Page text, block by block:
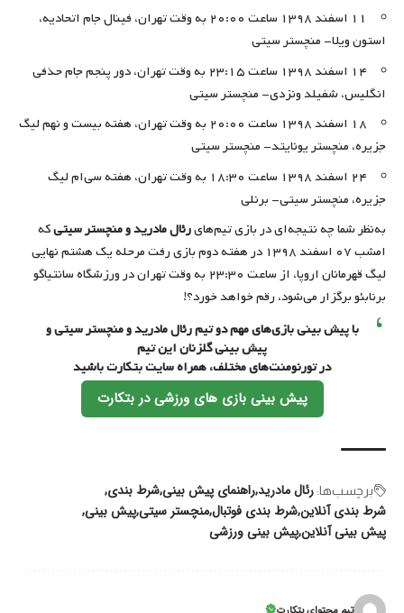
۱۱ اسفند ۱۳۹۸ ساعت ۲۰:۰۰ به وقت تهران، فینال جام اتحادیه،
استون ویلا- منچستر سیتی
۱۴ اسفند ۱۳۹۸ ساعت ۲۳:۱۵ به وقت تهران، دور پنجم جام حذفی
انگلیس، شفیلد ونزدی- منچستر سیتی
۱۸ اسفند ۱۳۹۸ ساعت ۲۰:۰۰ به وقت تهران، هفته بیست و نهم لیگ
جزیره، منچستر یونایتد- منچستر سیتی
۲۴ اسفند ۱۳۹۸ ساعت ۱۸:۳۰ به وقت تهران، هفته سی‌ام لیگ
جزیره، منچستر سیتی- برنلی
به‌نظر شما چه نتیجه‌ای در بازی تیم‌هایرئال مادرید و منچستر سیتیکه
امشب ۰۷ اسفند ۱۳۹۸ در هفته دوم بازی رفت مرحله یک هشتم نهایی
لیگ قهرمانان اروپا، از ساعت ۲۳:۳۰ به وقت تهران در ورزشگاه سانتیاگو
برنابئو برگزار می‌شود، رقم خواهد خورد؟!
با پیش بینی بازی‌های مهم دو تیم رئال مادرید و منچستر سیتی و
پیش بینی گلزنان این تیم
در تورنومنت‌های مختلف، همراه سایت بتکارت باشید
پیش بینی بازی های ورزشی در بتکارت
برچسب‌‌ها: رئال مادریدراهنمای پیش بینیشرط بندی
شرط بندی آنلاینشرط بندی فوتبالمنچستر سیتیپیش بینی
پیش بینی آنلاینپیش بینی ورزشی